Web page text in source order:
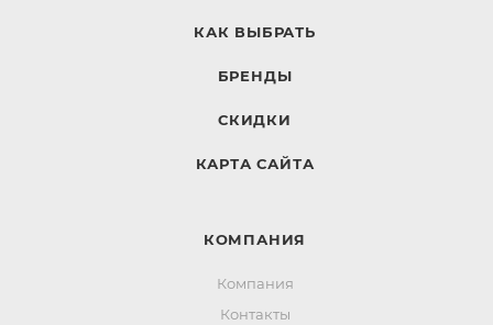
КАК ВЫБРАТЬ
БРЕНДЫ
СКИДКИ
КАРТА САЙТА
КОМПАНИЯ
Компания
Контакты